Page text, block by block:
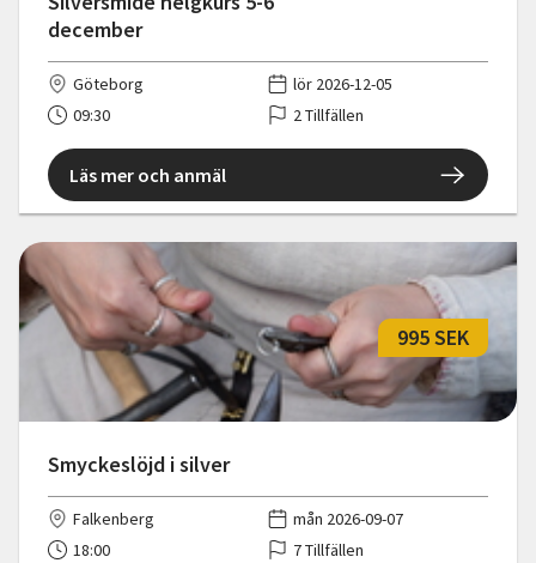
december
Göteborg
lör 2026-12-05
09:30
2 Tillfällen
Läs mer och anmäl
Smyckeslöjd i silver
995 SEK
Falkenberg
mån 2026-09-07
18:00
7 Tillfällen